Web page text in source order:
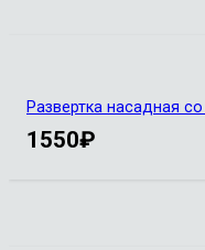
Развертка насадная
1550₽